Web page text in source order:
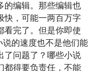
的编辑。那些编辑也
快，可能一两百万字
看完了。但是你即使
的速度也不是他们能
了问题了？哪些小说
都得要负责任，不能